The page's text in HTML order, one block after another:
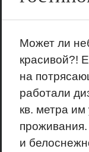
Может ли
красивой?!
на
работали
кв. метра
и